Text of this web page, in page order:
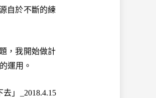
自於不斷的練
，我開始做計
運用。
」_ 2018.4.15